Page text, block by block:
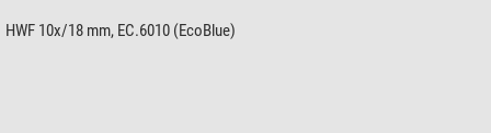
HWF 10x/18 mm, EC.6010 (EcoBlue)